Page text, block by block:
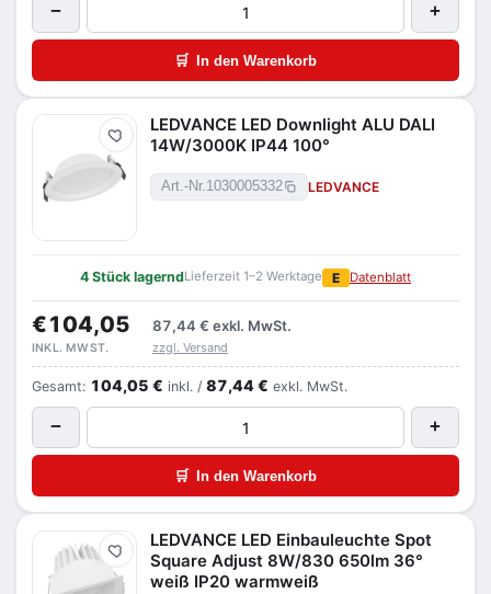
− +
🛒 In den Warenkorb
Merken
LEDVANCE LED Downlight ALU DALI
14W/3000K IP44 100°
Art.-Nr.1030005332 LEDVANCE
4 Stück lagerndLieferzeit 1–2 Werktage E Datenblatt
€104,05 87,44 € exkl. MwSt.
INKL. MWST. zzgl. Versand
Gesamt: 104,05 € inkl. / 87,44 € exkl. MwSt.
− +
🛒 In den Warenkorb
Merken
LEDVANCE LED Einbauleuchte Spot
Square Adjust 8W/830 650lm 36°
weiß IP20 warmweiß